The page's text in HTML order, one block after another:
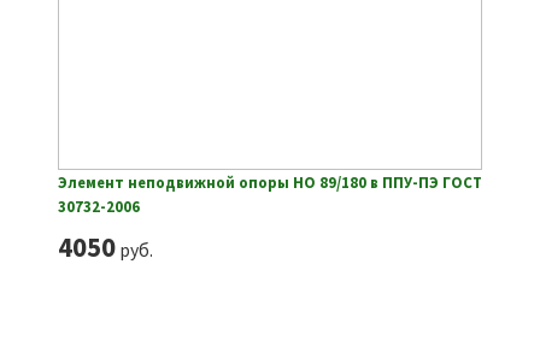
Элемент неподвижной опоры НО 89/180 в ППУ-ПЭ ГОСТ
30732-2006
4050руб.